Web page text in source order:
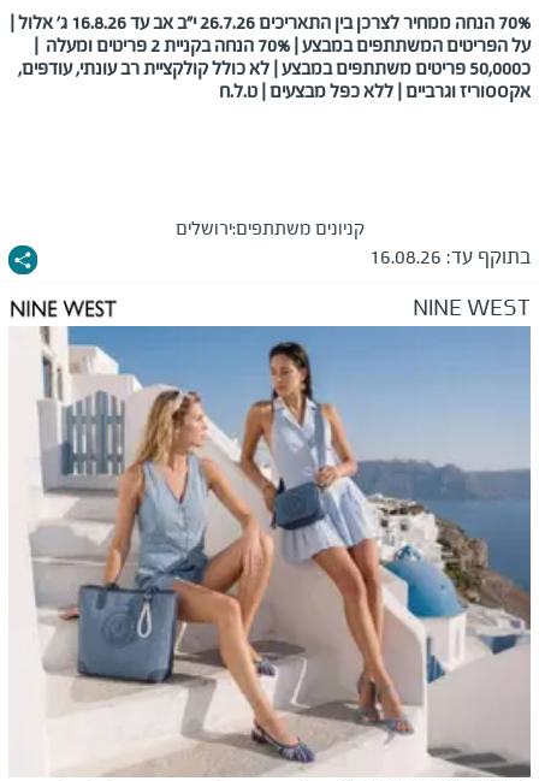
70% הנחה ממחיר לצרכן בין התאריכים 26.7.26 י"ב אב עד 16.8.26 ג' אלול |
על הפריטים המשתתפים במבצע | 70% הנחה בקניית 2 פריטים ומעלה |
כ50,000 פריטים משתתפים במבצע | לא כולל קולקציית רב עונתי, עודפים,
אקססוריז וגרביים | ללא כפל מבצעים | ט.ל.ח
קניונים משתתפים:ירושלים
בתוקף עד: 16.08.26
NINE WEST